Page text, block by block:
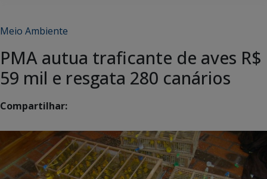
Meio Ambiente
PMA autua traficante de aves R$
59 mil e resgata 280 canários
Compartilhar: